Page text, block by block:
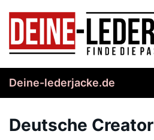
content
Deine-lederjacke.de
Deutsche Creator